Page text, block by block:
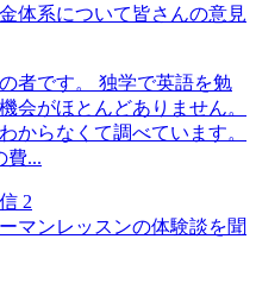
体系について皆さんの意見
者です。 独学で英語を勉
会がほとんどありません。
からなくて調べています。
費...
2
マンレッスンの体験談を聞